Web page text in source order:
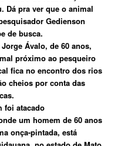
Dá pra ver que o animal
Gedienson
de busca.
Ávalo, de 60 anos,
próximo ao pesqueiro
fica no encontro dos rios
cheios por conta das
foi atacado
um homem de 60 anos
onça-pintada, está